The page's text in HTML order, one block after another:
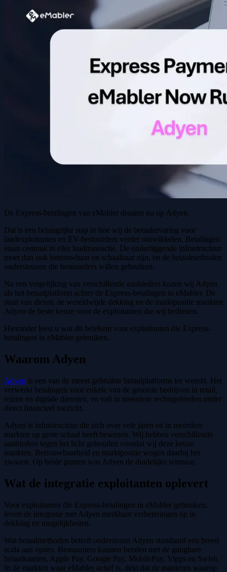
De Express-betalingen van eMabler draaien nu op Adyen.
Dat is een belangrijke stap in hoe wij de betaalervaring voor
laadexploitanten en EV-bestuurders verder ontwikkelen. Betalingen
staan centraal in elke laadtransactie. De onderliggende infrastructuur
moet dan ook betrouwbaar en schaalbaar zijn, en de betaalmethoden
ondersteunen die bestuurders willen gebruiken.
Na een vergelijking van verschillende aanbieders kozen wij Adyen
als het betaalplatform achter de Express-betalingen in eMabler. De
staat van dienst, de wereldwijde dekking en de marktpositie maakten
Adyen de beste keuze voor de exploitanten die wij bedienen.
Hieronder leest u wat dit betekent voor exploitanten die Express-
betalingen in eMabler gebruiken.
Waarom Adyen
Adyen is een van de meest gebruikte betaalplatforms ter wereld. Het
verwerkt betalingen voor enkele van de grootste bedrijven in retail,
reizen en digitale diensten, en valt in meerdere rechtsgebieden onder
direct financieel toezicht.
Adyen is infrastructuur die zich over vele jaren en in meerdere
markten op grote schaal heeft bewezen. Wij hebben verschillende
aanbieders tegen het licht gehouden voordat wij deze keuze
maakten. Betrouwbaarheid en marktpositie wogen daarbij het
zwaarst. Op beide punten was Adyen de duidelijke winnaar.
Wat de integratie exploitanten oplevert
Voor exploitanten die Express-betalingen in eMabler gebruiken,
levert de integratie met Adyen merkbare verbeteringen op in
dekking en mogelijkheden.
Wat betaalmethoden betreft ondersteunt Adyen standaard een breed
scala aan opties. Bestuurders kunnen betalen met de gangbare
betaalkaarten, Apple Pay, Google Pay, MobilePay, Vipps en Swish.
In de markten waar eMabler actief is, dekt dat de manieren waarop